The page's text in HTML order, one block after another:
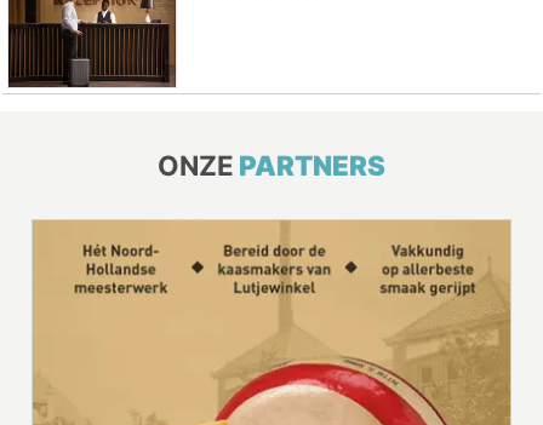
ONZE PARTNERS